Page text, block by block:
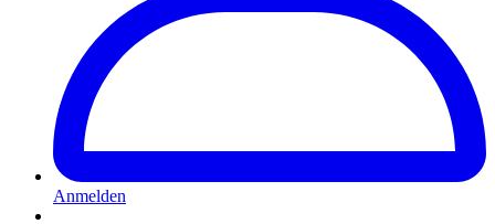
Anmelden